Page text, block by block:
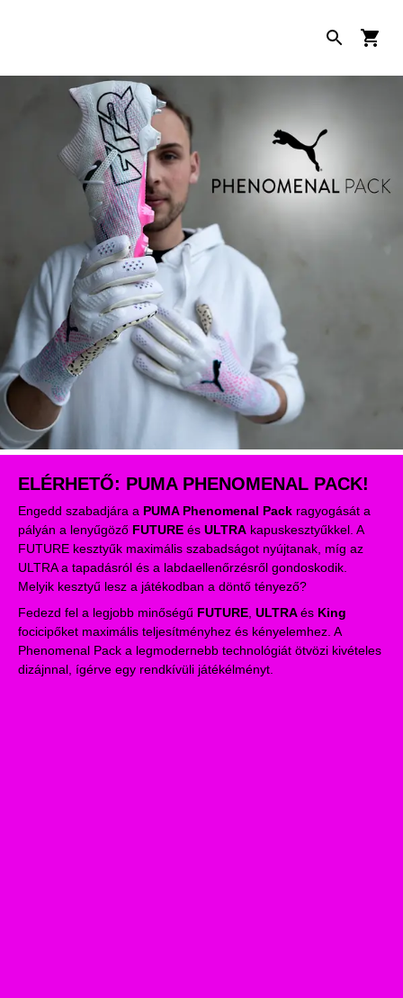
ELÉRHETŐ: PUMA PHENOMENAL PACK!
Engedd szabadjára a PUMA Phenomenal Pack ragyogását a
pályán a lenyűgöző FUTURE és ULTRA kapuskesztyűkkel. A
FUTURE kesztyűk maximális szabadságot nyújtanak, míg az
ULTRA a tapadásról és a labdaellenőrzésről gondoskodik.
Melyik kesztyű lesz a játékodban a döntő tényező?
Fedezd fel a legjobb minőségű FUTURE ULTRAés King
focicipőket maximális teljesítményhez és kényelemhez. A
Phenomenal Pack a legmodernebb technológiát ötvözi kivételes
dizájnnal, ígérve egy rendkívüli játékélményt.